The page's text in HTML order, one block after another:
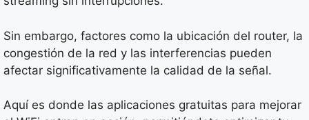
Sin embargo, factores como la ubicación del router, la
congestión de la red y las interferencias pueden
afectar significativamente la calidad de la señal.
Aquí es donde las aplicaciones gratuitas para mejorar